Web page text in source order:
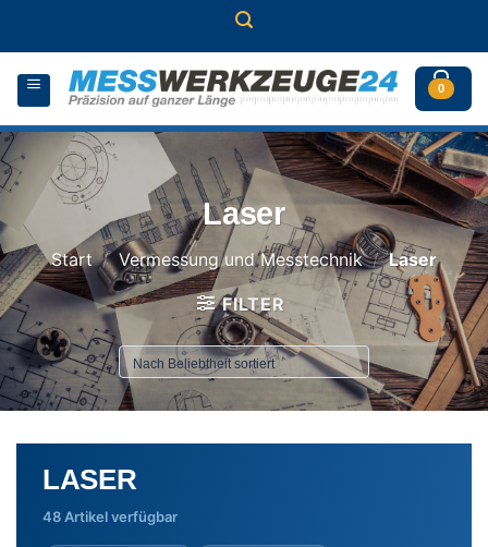
0
Laser
Start / Vermessung und Messtechnik / Laser
FILTER
LASER
48 Artikel verfügbar